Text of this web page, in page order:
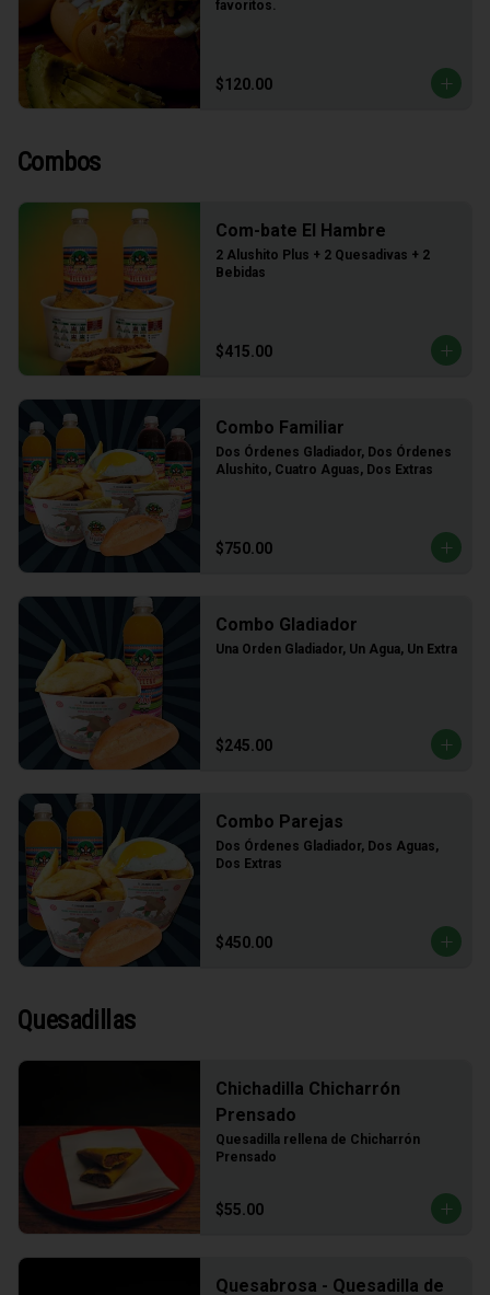
favoritos.
$120.00
Combos
Com-bate El Hambre
2 Alushito Plus + 2 Quesadivas + 2
Bebidas
$415.00
Combo Familiar
Dos Órdenes Gladiador, Dos Órdenes
Alushito, Cuatro Aguas, Dos Extras
$750.00
Combo Gladiador
Una Orden Gladiador, Un Agua, Un Extra
$245.00
Combo Parejas
Dos Órdenes Gladiador, Dos Aguas,
Dos Extras
$450.00
Quesadillas
Chichadilla Chicharrón
Prensado
Quesadilla rellena de Chicharrón
Prensado
$55.00
Quesabrosa - Quesadilla de